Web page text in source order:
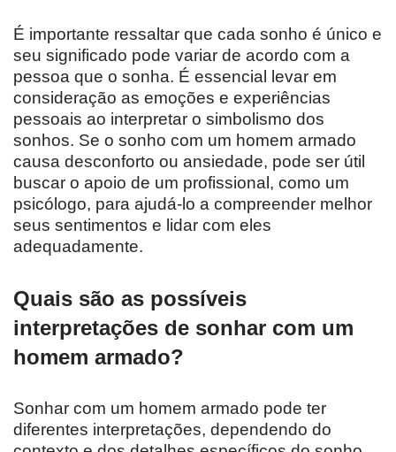
É importante ressaltar que cada sonho é único e
seu significado pode variar de acordo com a
pessoa que o sonha. É essencial levar em
consideração as emoções e experiências
pessoais ao interpretar o simbolismo dos
sonhos. Se o sonho com um homem armado
causa desconforto ou ansiedade, pode ser útil
buscar o apoio de um profissional, como um
psicólogo, para ajudá-lo a compreender melhor
seus sentimentos e lidar com eles
adequadamente.
Quais são as possíveis
interpretações de sonhar com um
homem armado?
Sonhar com um homem armado pode ter
diferentes interpretações, dependendo do